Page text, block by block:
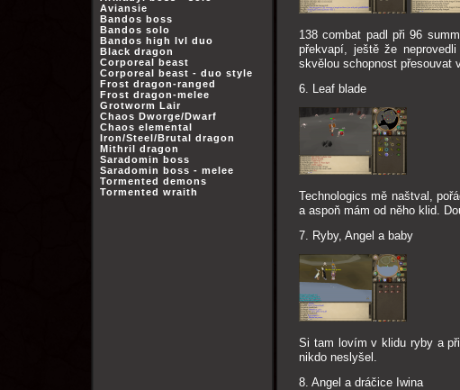
Aviansie
Bandos boss
Bandos solo
Bandos high lvl duo
Black dragon
Corporeal beast
Corporeal beast - duo style
Frost dragon-ranged
Frost dragon-melee
Grotworm Lair
Chaos Dworge/Dwarf
Chaos elemental
Iron/Steel/Brutal dragon
Mithril dragon
Saradomin boss
Saradomin boss - melee
Tormented demons
Tormented wraith
138 combat padl při 96
překvapí, ještě že
skvělou schopnost přesouvat
6. Leaf blade
Technologics mě naštval,
a aspoň mám od něho klid.
7. Ryby, Angel a baby
Si tam lovím v klidu ryby a
nikdo neslyšel.
8. Angel a dráčice Iwina